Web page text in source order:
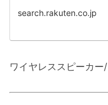
search.rakuten.co.jp
ワイヤレススピーカー/